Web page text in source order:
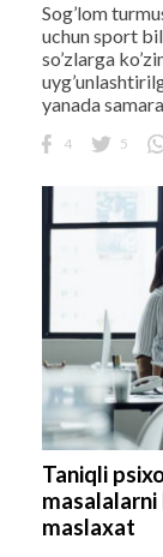
Sog’lom
uchun sport
so’zlarga
yanada
4 5
Taniqli
maslaxat